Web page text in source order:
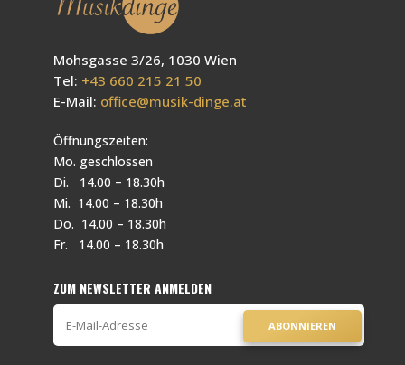
Mohsgasse 3/26, 1030 Wien
Tel: +43 660 215 21 50
E-Mail: office@musik-dinge.at
Öffnungszeiten:
Mo. geschlossen
Di. 14.00 – 18.30h
Mi. 14.00 – 18.30h
Do. 14.00 – 18.30h
Fr. 14.00 – 18.30h
ZUM NEWSLETTER ANMELDEN
ABONNIEREN